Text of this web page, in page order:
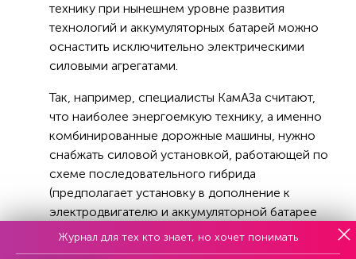
технику при нынешнем уровне развития
технологий и аккумуляторных батарей можно
оснастить исключительно электрическими
силовыми агрегатами.
Так, например, специалисты КамАЗа считают,
что наиболее энергоемкую технику, а именно
комбинированные дорожные машины, нужно
снабжать силовой установкой, работающей по
схеме последовательного гибрида
(предполагает установку в дополнение к
электродвигателю и аккумуляторной батарее
двигателя внутреннего сгорания, через
генератор заряжающего батарею и
Журнал для тех кто знает, но хочет понимать